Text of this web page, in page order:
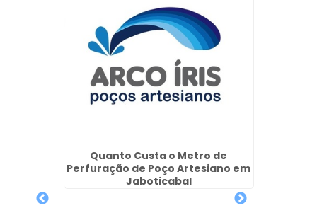
Quanto Custa o Metro de
Perfuração de Poço Artesiano em
Jaboticabal